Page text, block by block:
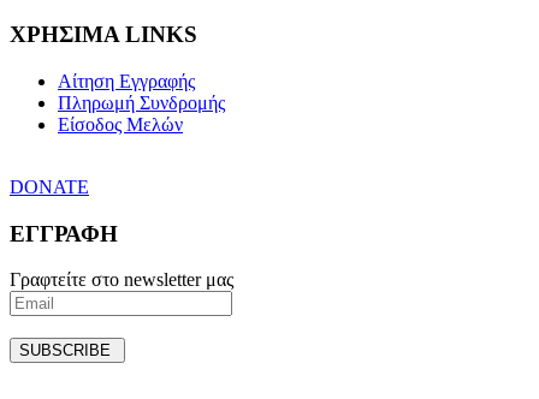
ΧΡΗΣΙΜΑ LINKS
Αίτηση Εγγραφής
Πληρωμή Συνδρομής
Είσοδος Μελών
DONATE
ΕΓΓΡΑΦΗ
Γραφτείτε στο newsletter μας